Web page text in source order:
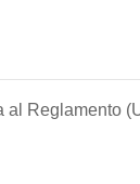
Reglamento